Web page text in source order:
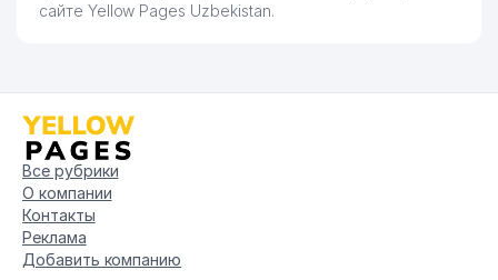
сайте Yellow Pages Uzbekistan.
Все рубрики
О компании
Контакты
Реклама
Добавить компанию